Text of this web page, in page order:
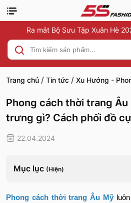
Ra mắt Bộ Sưu Tập Xuân Hè
Trang chủ / Tin tức / Xu Hướng -
Phong cách thời trang
trưng gì? Cách phối đồ
22.04.2024
Mục lục (Hiện)
Phong cách thời trang Âu Mỹluôn